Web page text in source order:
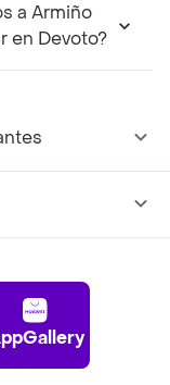
a Armiño
en Devoto?